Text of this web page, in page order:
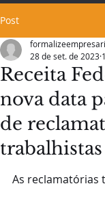
Post
Receita
nova data
de
trabalhistas
formalizeempresari
28 de set. de 2023
As reclamatórias